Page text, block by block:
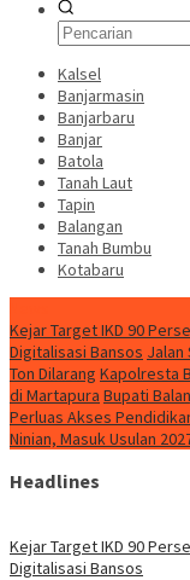
Kalsel
Banjarmasin
Banjarbaru
Banjar
Batola
Tanah Laut
Tapin
Balangan
Tanah Bumbu
Kotabaru
Kejar Target IKD 90
Digitalisasi Bansos Jalan
Ton Dilarang Kapolresta
di Martapura Bupati
Perluas Akses
Ninian, Masuk Usulan
Headlines
Kejar Target IKD 90
Digitalisasi Bansos